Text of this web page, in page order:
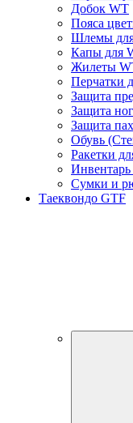
Добок WT
Пояса
Шлемы
Капы для
Жилеты
Перчатки
Защита
Защита
Защита
Обувь
Ракетки
Сумки и
Таеквондо GTF